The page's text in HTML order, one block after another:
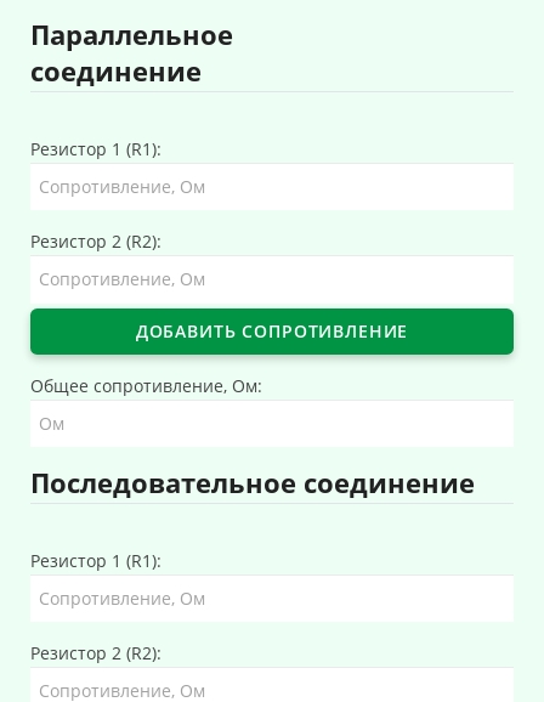
Параллельное
соединение
Резистор 1 (R1):
Резистор 2 (R2):
ДОБАВИТЬ СОПРОТИВЛЕНИЕ
Общее сопротивление, Ом:
Последовательное соединение
Резистор 1 (R1):
Резистор 2 (R2):